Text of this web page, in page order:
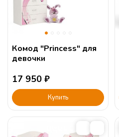
Комод "Princess" для
девочки
17 950 ₽
Купить